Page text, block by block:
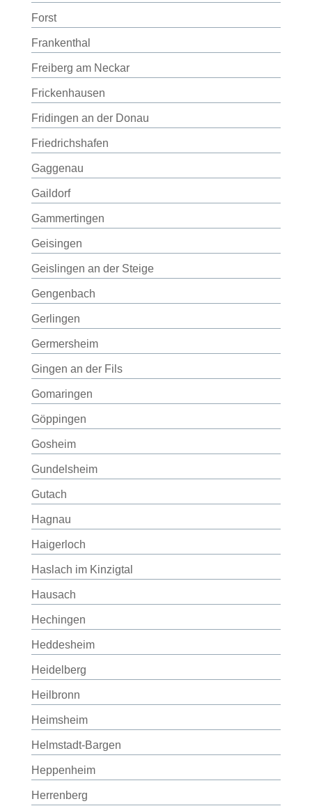
Forst
Frankenthal
Freiberg am Neckar
Frickenhausen
Fridingen an der Donau
Friedrichshafen
Gaggenau
Gaildorf
Gammertingen
Geisingen
Geislingen an der Steige
Gengenbach
Gerlingen
Germersheim
Gingen an der Fils
Gomaringen
Göppingen
Gosheim
Gundelsheim
Gutach
Hagnau
Haigerloch
Haslach im Kinzigtal
Hausach
Hechingen
Heddesheim
Heidelberg
Heilbronn
Heimsheim
Helmstadt-Bargen
Heppenheim
Herrenberg